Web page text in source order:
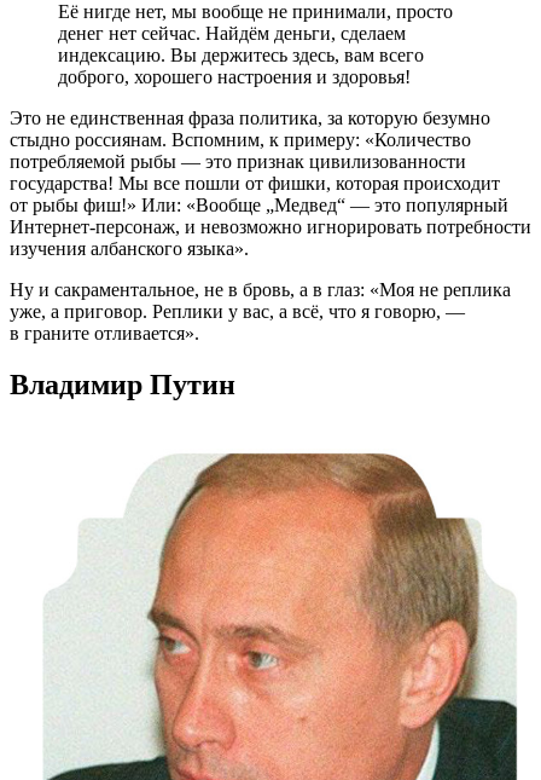
Её нигде нет, мы вообще не принимали, просто
денег нет сейчас. Найдём деньги, сделаем
индексацию. Вы держитесь здесь, вам всего
доброго, хорошего настроения и здоровья!
Это не единственная фраза политика, за которую безумно
стыдно россиянам. Вспомним, к примеру: «Количество
потребляемой рыбы — это признак цивилизованности
государства! Мы все пошли от фишки, которая происходит
от рыбы фиш!» Или: «Вообще „Медвед“ — это популярный
Интернет-персонаж, и невозможно игнорировать потребности
изучения албанского языка».
Ну и сакраментальное, не в бровь, а в глаз: «Моя не реплика
уже, а приговор. Реплики у вас, а всё, что я говорю, —
в граните отливается».
Владимир Путин